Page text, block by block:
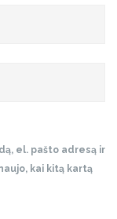
el. pašto adresą ir
kai kitą kartą